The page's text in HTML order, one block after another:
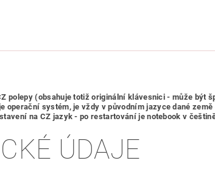
polepy (obsahuje totiž originální klávesnici - může být
operační systém, je vždy v původním jazyce dané
na CZ jazyk - po restartování je notebook v
ÚDAJE